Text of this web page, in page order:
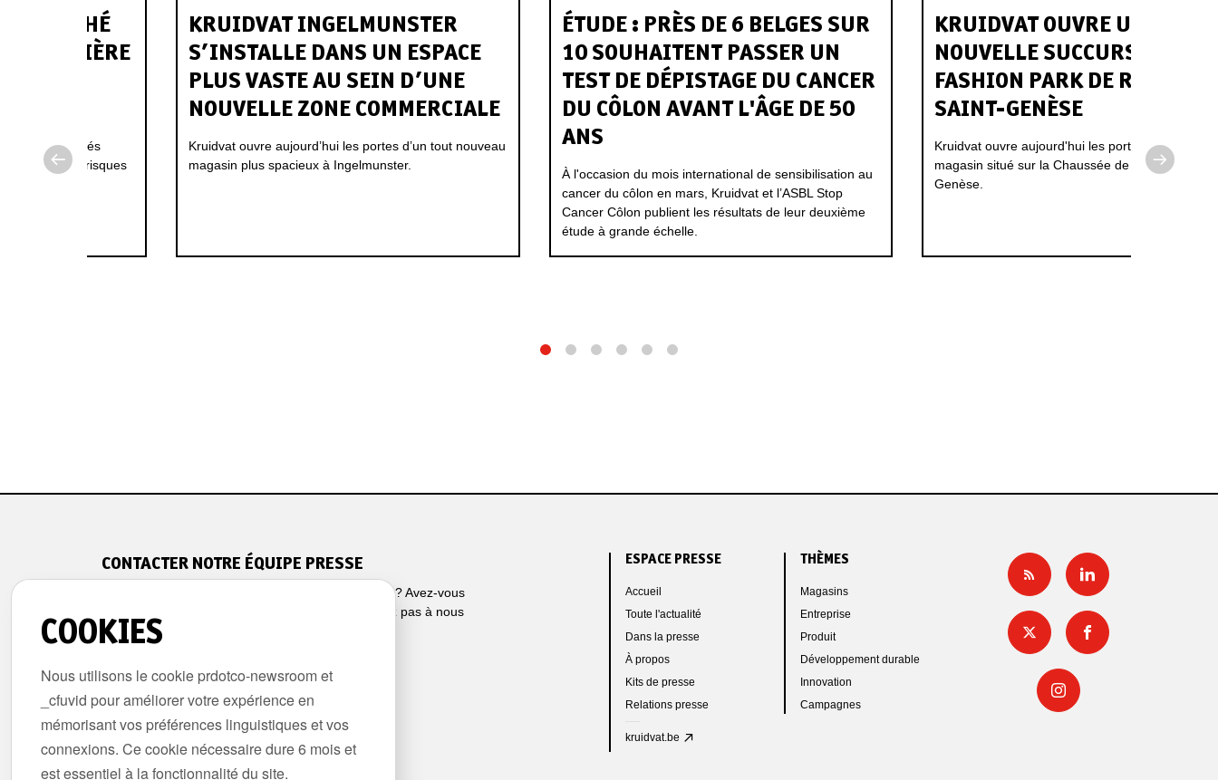
TOUCHÉ
EN MATIÈRE
les fragilités
des risques
KRUIDVAT INGELMUNSTER
S’INSTALLE DANS UN ESPACE
PLUS VASTE AU SEIN D’UNE
NOUVELLE ZONE COMMERCIALE
Kruidvat ouvre aujourd’hui les portes d’un tout nouveau
magasin plus spacieux à Ingelmunster.
ÉTUDE : PRÈS DE 6 BELGES SUR
10 SOUHAITENT PASSER UN
TEST DE DÉPISTAGE DU CANCER
DU CÔLON AVANT L'ÂGE DE 50
ANS
À l'occasion du mois international de sensibilisation au
cancer du côlon en mars, Kruidvat et l’ASBL Stop
Cancer Côlon publient les résultats de leur deuxième
étude à grande échelle.
KRUIDVAT OUVRE UNE
NOUVELLE SUCCURSALE AU
FASHION PARK DE RHODE-
SAINT-GENÈSE
Kruidvat ouvre aujourd'hui les portes d'un tout
magasin situé sur la Chaussée de Halle à
Genèse.
CONTACTER NOTRE ÉQUIPE PRESSE
Avez-vous du mal à trouver ce que vous cherchiez ? Avez-vous
des questions pour notre équipe presse ? N'hésitez pas à nous
contacter.
Relations presse
ESPACE PRESSE
Accueil
Toute l'actualité
Dans la presse
À propos
Kits de presse
Relations presse
kruidvat.be
THÈMES
Magasins
Entreprise
Produit
Développement durable
Innovation
Campagnes
COOKIES
Nous utilisons le cookie prdotco-newsroom et
_cfuvid pour améliorer votre expérience en
mémorisant vos préférences linguistiques et vos
connexions. Ce cookie nécessaire dure 6 mois et
est essentiel à la fonctionnalité du site.